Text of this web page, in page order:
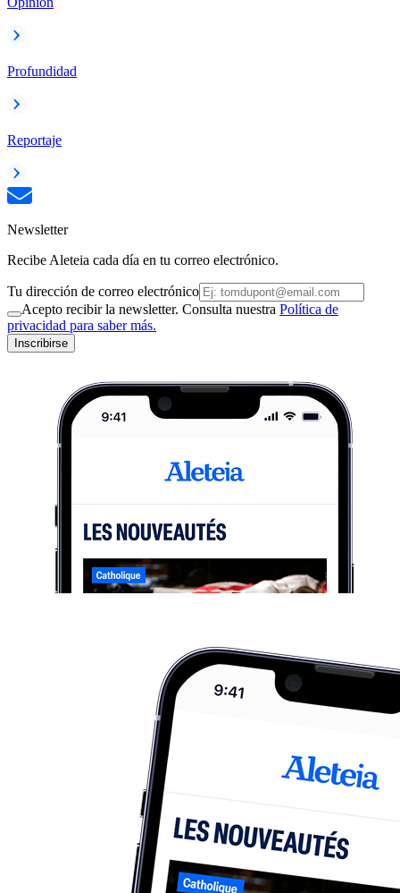
Profundidad
Reportaje
Newsletter
Recibe Aleteia cada día en tu correo electrónico.
Tu dirección de correo electrónico
Acepto recibir la newsletter. Consulta nuestra Política de
privacidad para saber más.
Inscribirse